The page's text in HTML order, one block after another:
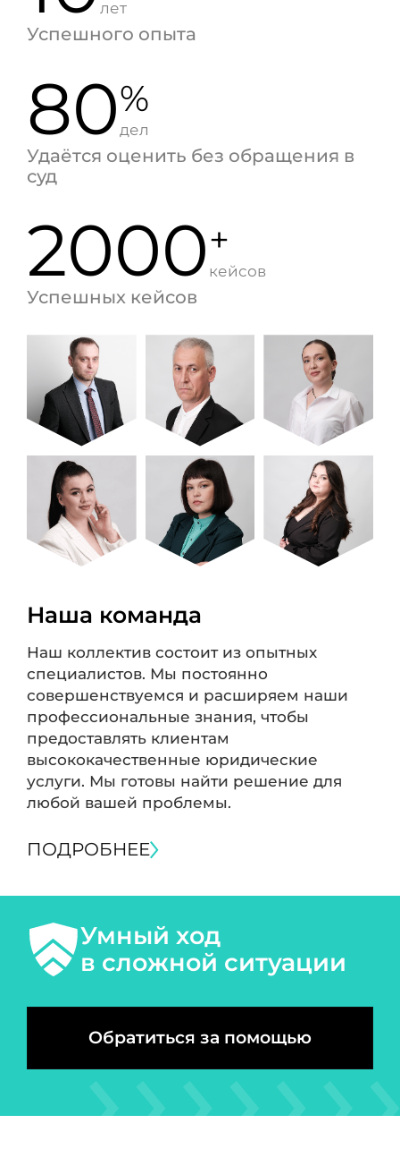
лет
Успешного опыта
80%
дел
Удаётся оценить без обращения в
суд
2000+
кейсов
Успешных кейсов
Наша команда
Наш коллектив состоит из опытных
специалистов. Мы постоянно
совершенствуемся и расширяем наши
профессиональные знания, чтобы
предоставлять клиентам
высококачественные юридические
услуги. Мы готовы найти решение для
любой вашей проблемы.
ПОДРОБНЕЕ
Умный ход
в сложной ситуации
Обратиться за помощью